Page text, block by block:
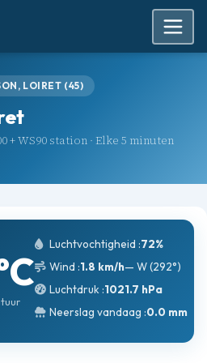
LOIRET (45)
+ WS90 station · Elke 5 minuten
Luchtvochtigheid :72%
Wind :1.8 km/h— W (292°)
Luchtdruk :1021.7 hPa
Neerslag vandaag :0.0 mm